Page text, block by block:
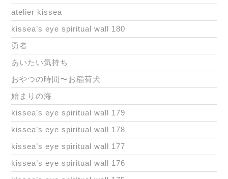
atelier kissea
kissea’s eye spiritual wall 180
勇者
あいたい気持ち
おやつの時間〜お稲荷犬
始まりの海
kissea’s eye spiritual wall 179
kissea’s eye spiritual wall 178
kissea’s eye spiritual wall 177
kissea’s eye spiritual wall 176